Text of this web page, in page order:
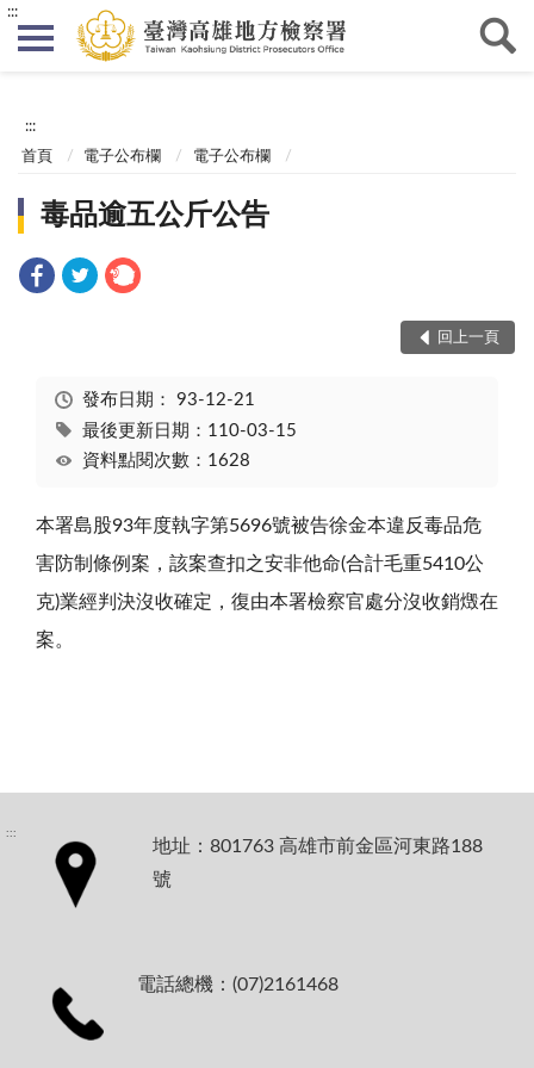
:::
:::
首頁 電子公布欄 電子公布欄
毒品逾五公斤公告
回上一頁
發布日期： 93-12-21
最後更新日期：110-03-15
資料點閱次數：1628
本署島股93年度執字第5696號被告徐金本違反毒品危
害防制條例案，該案查扣之安非他命(合計毛重5410公
克)業經判決沒收確定，復由本署檢察官處分沒收銷燬在
案。
:::
地址：801763 高雄市前金區河東路188
號
電話總機：(07)2161468